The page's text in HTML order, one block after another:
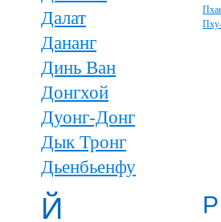
Далат
Дананг
Динь Ван
Донгхой
Дуонг-Донг
Дык Тронг
Дьенбьенфу
Й Р